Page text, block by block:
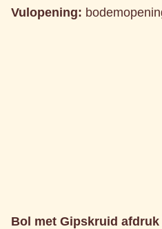
Vulopening:
Bol met Gipskruid afdruk